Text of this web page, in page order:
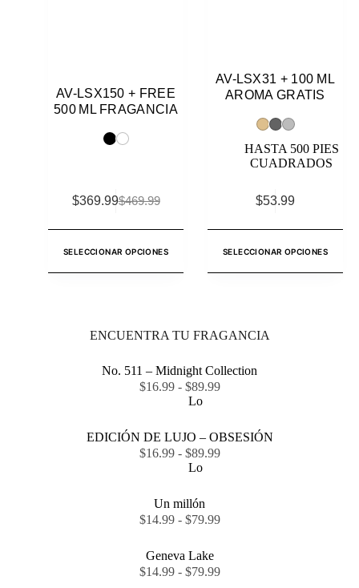
AV-LSX150 + FREE
500 ML FRAGANCIA
$469.99
$369.99
SELECCIONAR OPCIONES
AV-LSX31 + 100 ML
AROMA GRATIS
HASTA 500 PIES
CUADRADOS
$53.99
SELECCIONAR OPCIONES
ENCUENTRA TU FRAGANCIA
No. 511 – Midnight Collection
$16.99 - $89.99
Lo
EDICIÓN DE LUJO – OBSESIÓN
$16.99 - $89.99
Lo
Un millón
$14.99 - $79.99
Geneva Lake
$14.99 - $79.99